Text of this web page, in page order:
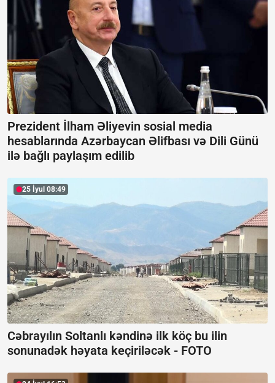
Prezident İlham Əliyevin sosial media
hesablarında Azərbaycan Əlifbası və Dili Günü
ilə bağlı paylaşım edilib
25 İyul 08:49
Cəbrayılın Soltanlı kəndinə ilk köç bu ilin
sonunadək həyata keçiriləcək - FOTO